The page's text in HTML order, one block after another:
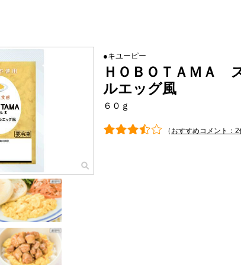
●キユーピー
ＨＯＢＯＴＡＭＡ
ルエッグ風
６０ｇ
（ おすすめコメント：2